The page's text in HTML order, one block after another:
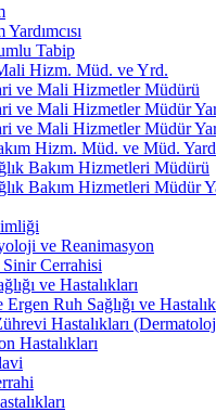
Tabip
Hizm. Müd. ve Yrd.
ve Mali Hizmetler Müdürü
ve Mali Hizmetler Müdür
ve Mali Hizmetler Müdür
Hizm. Müd. ve Müd.
Bakım Hizmetleri Müdürü
Bakım Hizmetleri Müdür
ve Reanimasyon
Cerrahisi
ve Hastalıkları
Ruh Sağlığı ve
Hastalıkları
Hastalıkları